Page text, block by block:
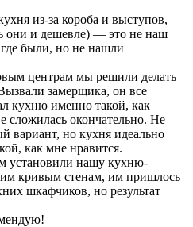
из-за короба и выступов,
они и дешевле) — это не наш
были, но не нашли
центрам мы решили делать
замерщика, он все
кухню именно такой, как
сложилась окончательно. Не
вариант, но кухня идеально
как мне нравится.
установили нашу кухню-
кривым стенам, им пришлось
шкафчиков, но результат